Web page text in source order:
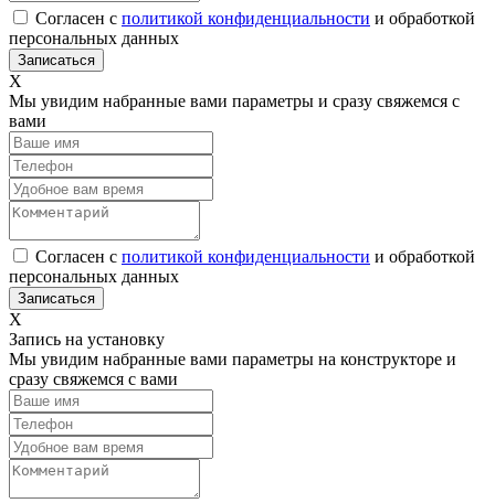
Согласен с политикой конфиденциальности и обработкой
персональных данных
Х
Мы увидим набранные вами параметры и сразу свяжемся с
вами
Согласен с политикой конфиденциальности и обработкой
персональных данных
Х
Запись на установку
Мы увидим набранные вами параметры на конструкторе и
сразу свяжемся с вами